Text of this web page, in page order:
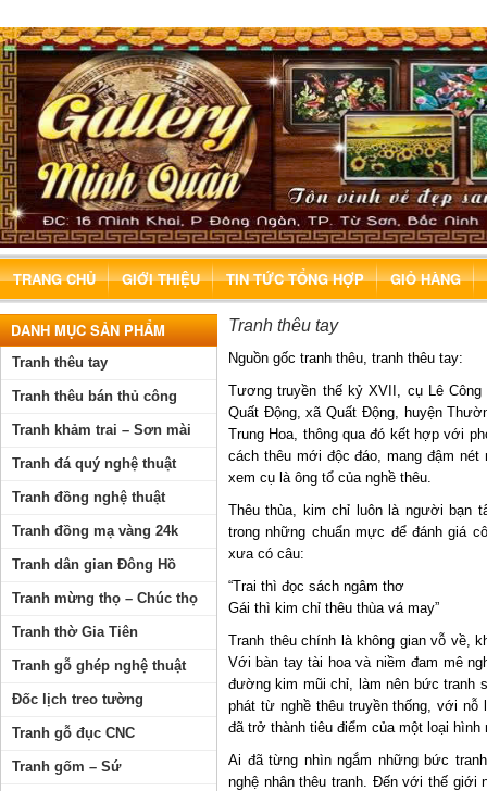
TRANG CHỦ GIỚI THIỆU TIN TỨC TỔNG HỢP GIỎ HÀNG
Tranh thêu tay
Nguồn gốc tranh thêu, tranh thêu tay:
Tương truyền thế kỷ XVII, cụ Lê Công
Quất Động, xã Quất Động, huyện
Trung Hoa, thông qua đó kết hợp với
cách thêu mới độc đáo, mang đậm
xem cụ là ông tổ của nghề thêu.
Thêu thùa, kim chỉ luôn là người bạn
trong những chuẩn mực để đánh giá
xưa có câu:
“Trai thì đọc sách ngâm thơ
Gái thì kim chỉ thêu thùa vá may”
Tranh thêu chính là không gian vỗ về,
Với bàn tay tài hoa và niềm đam mê
đường kim mũi chỉ, làm nên bức tranh
phát từ nghề thêu truyền thống, với nỗ
đã trở thành tiêu điểm của một loại
Ai đã từng nhìn ngắm những bức
nghệ nhân thêu tranh. Đến với thế giới
DANH MỤC SẢN PHẨM
Tranh thêu tay
Tranh thêu bán thủ công
Tranh khảm trai – Sơn mài
Tranh đá quý nghệ thuật
Tranh đồng nghệ thuật
Tranh đồng mạ vàng 24k
Tranh dân gian Đông Hồ
Tranh mừng thọ – Chúc thọ
Tranh thờ Gia Tiên
Tranh gỗ ghép nghệ thuật
Đốc lịch treo tường
Tranh gỗ đục CNC
Tranh gốm – Sứ